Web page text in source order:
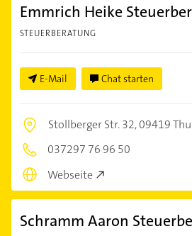
Emmrich Heike
STEUERBERATUNG
E-Mail Chat starten
Stollberger Str. 32,09419
037297 76 96 50
Webseite
Schramm Aaron